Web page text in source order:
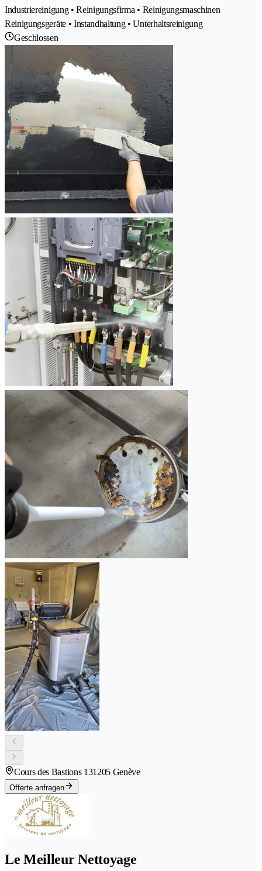
Industriereinigung • Reinigungsfirma • Reinigungsmaschinen
Reinigungsgeräte • Instandhaltung • Unterhaltsreinigung
Geschlossen
Cours des Bastions 131205 Genève
Offerte anfragen
Le Meilleur Nettoyage